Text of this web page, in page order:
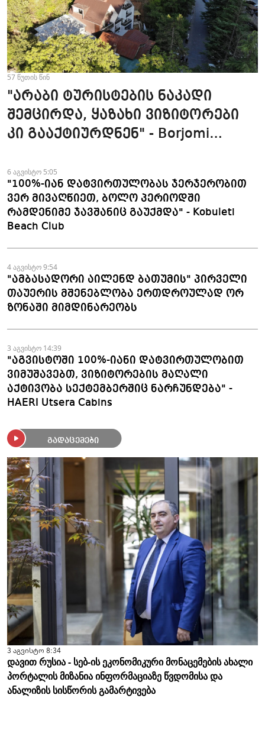
57 წუთის წინ
"არაბი ტურისტების ნაკადი
შემცირდა, ყაზახი ვიზიტორები
კი გააქტიურდნენ" - Borjomi
6 აგვისტო 5:05
"100%-იან დატვირთულობას ჯერჯერობით
ვერ მივაღწიეთ, ბოლო პერიოდში
რამდენიმე ჯავშანიც გაუქმდა" - Kobuleti
Beach Club
4 აგვისტო 9:54
"ამბასადორი აილენდ ბათუმის" პირველი
თაუერის მშენებლობა ერთდროულად ორ
ზონაში მიმდინარეობს
3 აგვისტო 14:39
"აგვისტოში 100%-იანი დატვირთულობით
ვიმუშავებთ, ვიზიტორების მაღალი
აქტივობა სექტემბერშიც ნარჩუნდება" -
HAERI Utsera Cabins
გადაცემები
3 აგვისტო 8:34
დავით რუსია - სებ-ის ეკონომიკური მონაცემების ახალი
პორტალის მიზანია ინფორმაციაზე წვდომისა და
ანალიზის სისწორის გამარტივება